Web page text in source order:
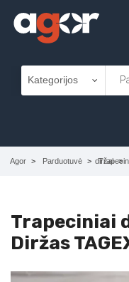
Agor Parduotuvė Trapeciniai diržai
Trapeciniai
Diržas